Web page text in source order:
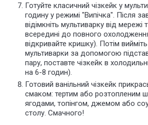
Готуйте класичний чізкейк у
годину у режимі "Випічка". Після
відімкніть мультиварку від мережі
всередині до повного
відкривайте кришку). Потім
мультиварки за допомогою
пару, поставте чізкейк в
на 6-8 годин).
Готовий ванільний чізкейк
смаком: тертим або розтопленим
ягодами, топінгом, джемом або
столу. Смачного!